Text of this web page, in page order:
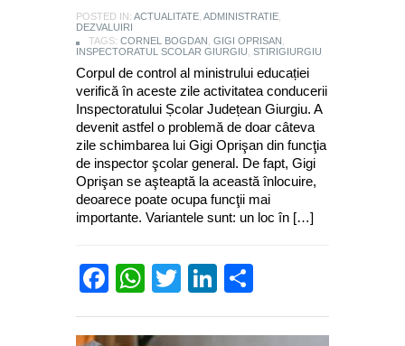
POSTED IN: ACTUALITATE ADMINISTRATIE
DEZVALUIRI
TAGS: CORNEL BOGDAN GIGI OPRISAN
INSPECTORATUL SCOLAR GIURGIU STIRIGIURGIU
Corpul de control al ministrului educației
verifică în aceste zile activitatea conducerii
Inspectoratului Școlar Județean Giurgiu. A
devenit astfel o problemă de doar câteva
zile schimbarea lui Gigi Oprişan din funcţia
de inspector şcolar general. De fapt, Gigi
Oprişan se aşteaptă la această înlocuire,
deoarece poate ocupa funcţii mai
importante. Variantele sunt: un loc în […]
Facebook
WhatsApp
TwitterLinkedIn